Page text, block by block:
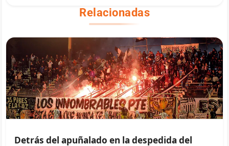
Relacionadas
Detrás del apuñalado en la despedida del